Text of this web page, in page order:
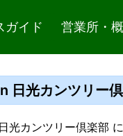
ガイド 営業所・
日光カンツリー
光カンツリー倶楽部 に